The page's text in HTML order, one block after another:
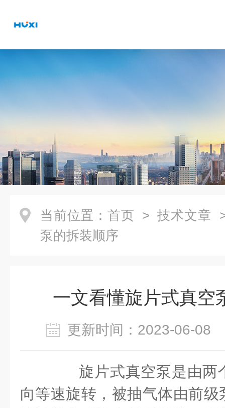
当前位置： 首页 > 技术文章
泵的拆装顺序
一文看懂旋片式真空
更新时间：2023-06-
旋片式真空泵是由两
向等速旋转，被抽气体由前